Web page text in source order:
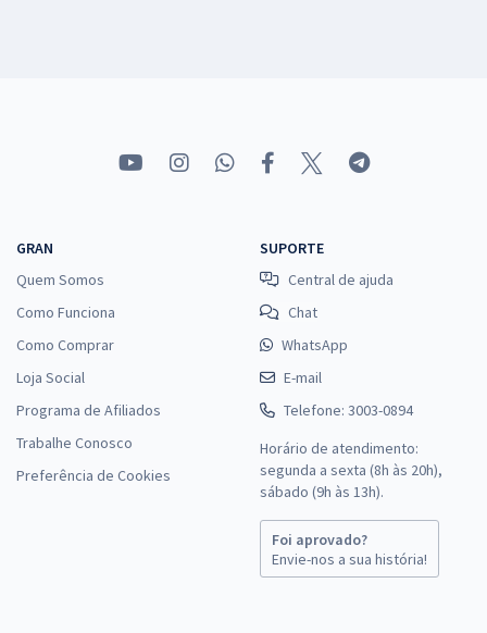
GRAN
Quem Somos
Como Funciona
Como Comprar
Loja Social
Programa de Afiliados
Trabalhe Conosco
Preferência de Cookies
SUPORTE
Central de ajuda
Chat
WhatsApp
E-mail
Telefone: 3003-0894
Horário de atendimento:
segunda a sexta (8h às 20h),
sábado (9h às 13h).
Foi aprovado?
Envie-nos a sua história!